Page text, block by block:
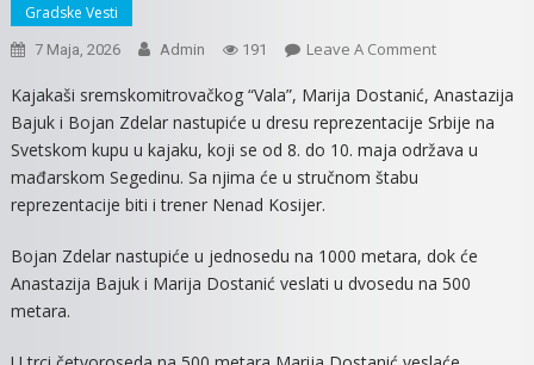
Gradske Vesti
7 Maja, 2026 Admin 191 Leave A CommentOn
KAJAKAŠI
NA
SVETSKOM
Kajakaši sremskomitrovačkog “Vala”, Marija Dostanić, Anastazija
Bajuk i Bojan Zdelar nastupiće u dresu reprezentacije Srbije na
Svetskom kupu u kajaku, koji se od 8. do 10. maja održava u
mađarskom Segedinu. Sa njima će u stručnom štabu
reprezentacije biti i trener Nenad Kosijer.
Bojan Zdelar nastupiće u jednosedu na 1000 metara, dok će
Anastazija Bajuk i Marija Dostanić veslati u dvosedu na 500
metara.